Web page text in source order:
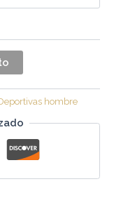
hombre